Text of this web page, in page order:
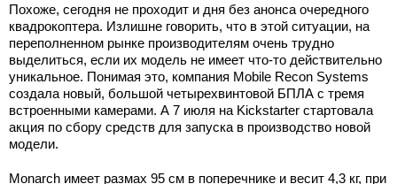
Похоже, сегодня не проходит и дня без анонса очередного
квадрокоптера. Излишне говорить, что в этой ситуации, на
переполненном рынке производителям очень трудно
выделиться, если их модель не имеет что-то действительно
уникальное. Понимая это, компания Mobile Recon Systems
создала новый, большой четырехвинтовой БПЛА с тремя
встроенными камерами. А 7 июля на Kickstarter стартовала
акция по сбору средств для запуска в производство новой
модели.
Monarch имеет размах 95 см в поперечнике и весит 4,3 кг, при